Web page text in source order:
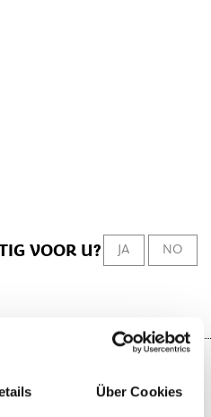
Über Cookies
VOOR U? JA NO